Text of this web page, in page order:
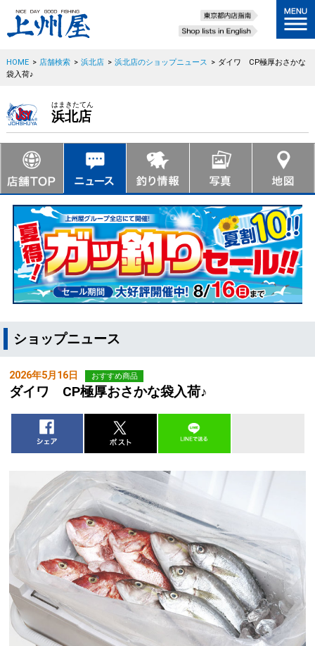
HOME > 店舗検索 > 浜北店 > 浜北店のショップニュース > ダイワ CP極厚おさかな
袋入荷♪
はまきたてん
浜北店
ショップニュース
2026年5月16日 おすすめ商品
ダイワ CP極厚おさかな袋入荷♪